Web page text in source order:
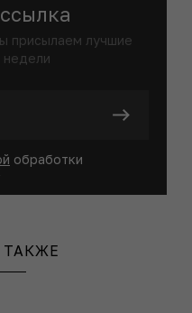
присылаем лучшие
недели
обработки